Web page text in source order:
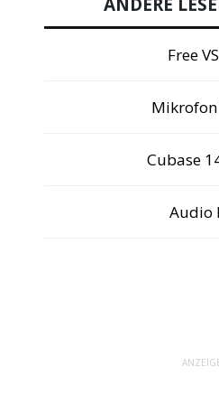
Free
Cubase
Audio